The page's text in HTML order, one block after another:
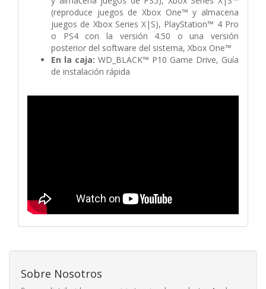
(reproduce juegos de Xbox One™ y almacena
juegos de Xbox Series X|S), PlayStation™ 4 Pro
o PS4 con la versión 4.50 o una versión
posterior del software del sistema, Xbox One™
En la caja: WD_BLACK™ P10 Game Drive, Guía
de instalación rápida
Sobre Nosotros